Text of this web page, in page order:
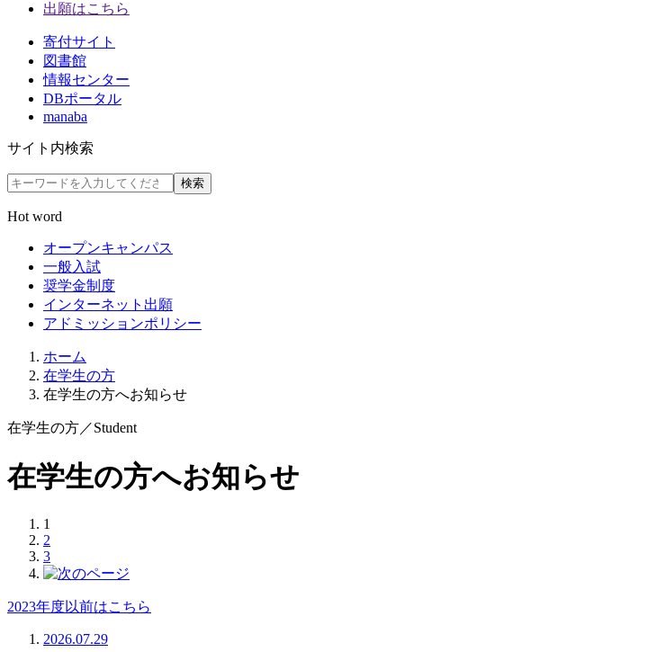
出願はこちら
寄付サイト
図書館
情報センター
DBポータル
manaba
サイト内検索
検索
Hot word
オープンキャンパス
一般入試
奨学金制度
インターネット出願
アドミッションポリシー
ホーム
在学生の方
在学生の方へお知らせ
在学生の方／Student
在学生の方へお知らせ
1
2
3
2023年度以前はこちら
2026.07.29